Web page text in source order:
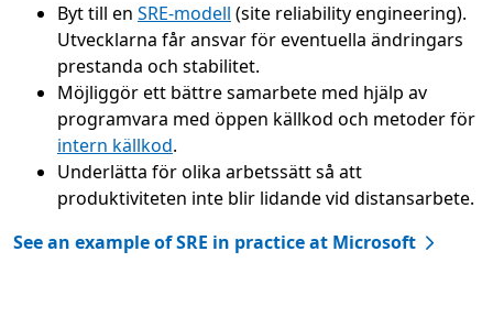
Byt till en SRE-modell (site reliability engineering).
Utvecklarna får ansvar för eventuella ändringars
prestanda och stabilitet.
Möjliggör ett bättre samarbete med hjälp av
programvara med öppen källkod och metoder för
intern källkod.
Underlätta för olika arbetssätt så att
produktiviteten inte blir lidande vid distansarbete.
See an example of SRE in practice at Microsoft